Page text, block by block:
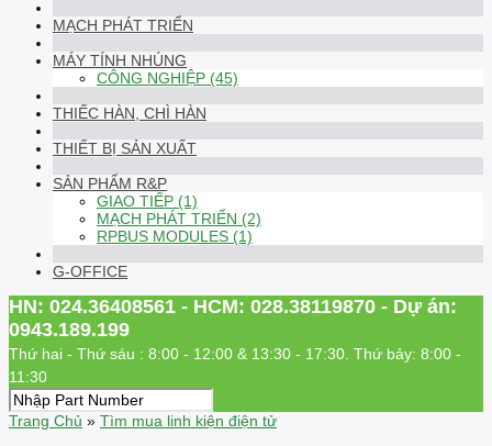
MẠCH PHÁT TRIỂN
MÁY TÍNH NHÚNG
CÔNG NGHIỆP (45)
THIẾC HÀN, CHÌ HÀN
THIẾT BỊ SẢN XUẤT
SẢN PHẨM R&P
GIAO TIẾP (1)
MẠCH PHÁT TRIỂN (2)
RPBUS MODULES (1)
G-OFFICE
HN: 024.36408561 - HCM: 028.38119870 - Dự án:
0943.189.199
Thứ hai - Thứ sáu : 8:00 - 12:00 & 13:30 - 17:30. Thứ bảy: 8:00 -
11:30
Trang Chủ » Tìm mua linh kiện điện tử